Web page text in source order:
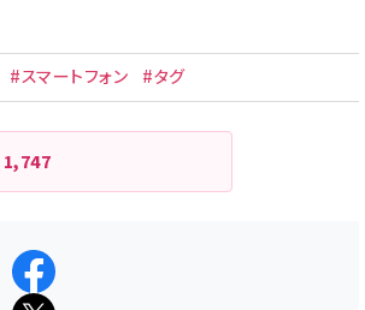
#スマートフォン #タグ
1,747
シェアする